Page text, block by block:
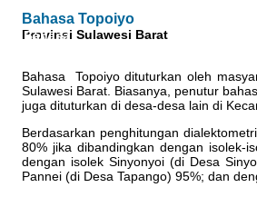
Bahasa
Bahasa Topoiyo
Provinsi Sulawesi Barat
Bahasa Topoiyo dituturkan oleh
Sulawesi Barat. Biasanya, penutur
juga dituturkan di desa-desa lain di
Berdasarkan penghitungan
80% jika dibandingkan dengan isolek-
dengan isolek Sinyonyoi (di Desa
Pannei (di Desa Tapango) 95%; dan